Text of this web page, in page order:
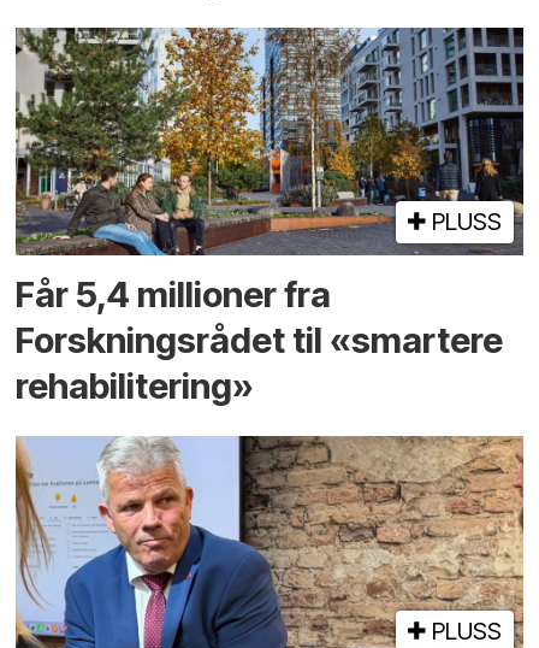
PLUSS
Får 5,4 millioner fra
Forskningsrådet til «smartere
rehabilitering»
PLUSS